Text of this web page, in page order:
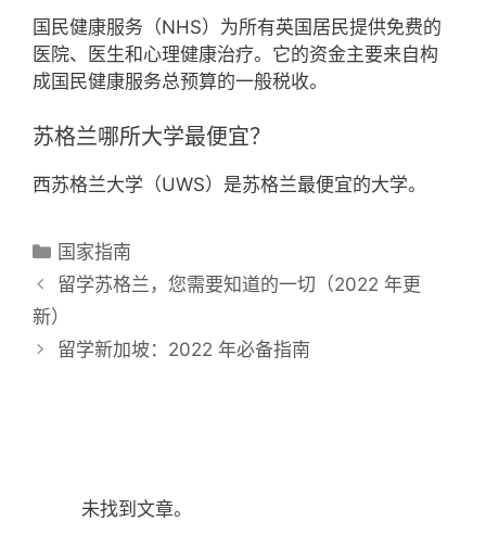
国民健康服务（NHS）为所有英国居民提供免费的
医院、医生和心理健康治疗。它的资金主要来自构
成国民健康服务总预算的一般税收。
苏格兰哪所大学最便宜？
西苏格兰大学（UWS）是苏格兰最便宜的大学。
分
类
国家指南
留学苏格兰，您需要知道的一切（2022 年更
新）
留学新加坡：2022 年必备指南
未找到文章。